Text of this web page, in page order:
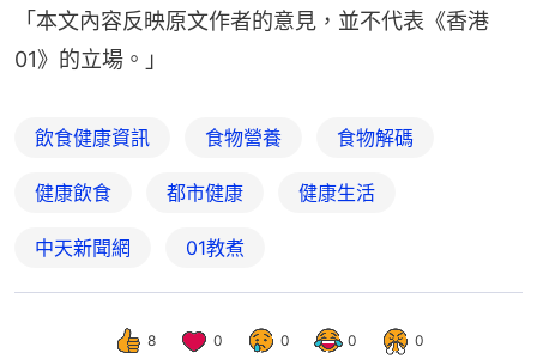
「本文內容反映原文作者的意見，並不代表《香港
01》的立場。」
飲食健康資訊 食物營養 食物解碼
健康飲食 都市健康 健康生活
中天新聞網 01教煮
8 0 0 0 0